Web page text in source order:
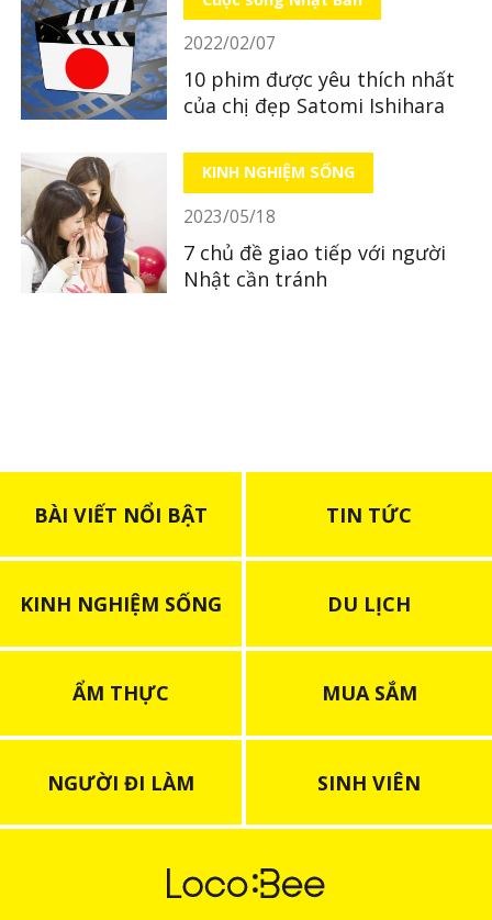
2022/02/07
10 phim được yêu thích nhất
của chị đẹp Satomi Ishihara
KINH NGHIỆM SỐNG
2023/05/18
7 chủ đề giao tiếp với người
Nhật cần tránh
BÀI VIẾT NỔI BẬT TIN TỨC
KINH NGHIỆM SỐNG DU LỊCH
ẨM THỰC MUA SẮM
NGƯỜI ĐI LÀM SINH VIÊN